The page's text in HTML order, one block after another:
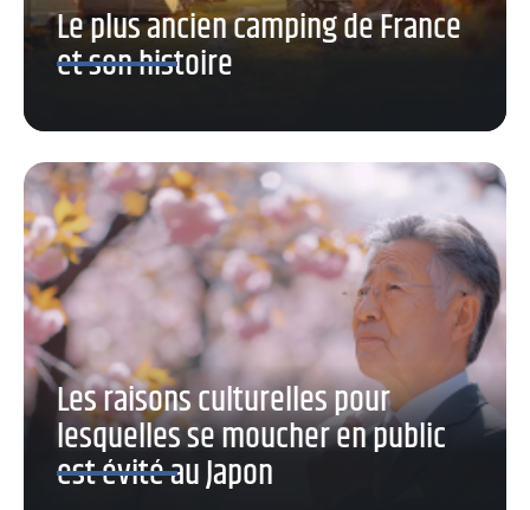
Le plus ancien camping de France
et son histoire
Les raisons culturelles pour
lesquelles se moucher en public
est évité au Japon